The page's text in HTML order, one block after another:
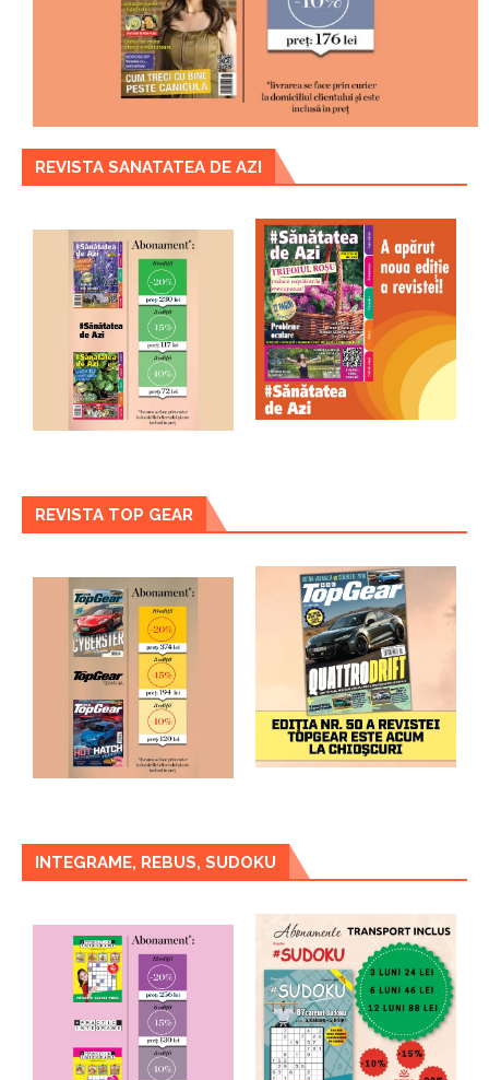
REVISTA SANATATEA DE AZI
REVISTA TOP GEAR
INTEGRAME, REBUS, SUDOKU